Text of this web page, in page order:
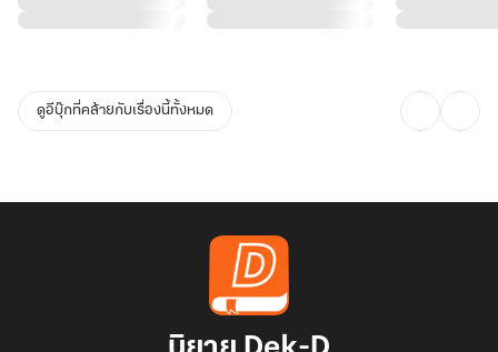
ดูอีบุ๊กที่คล้ายกับเรื่องนี้ทั้งหมด